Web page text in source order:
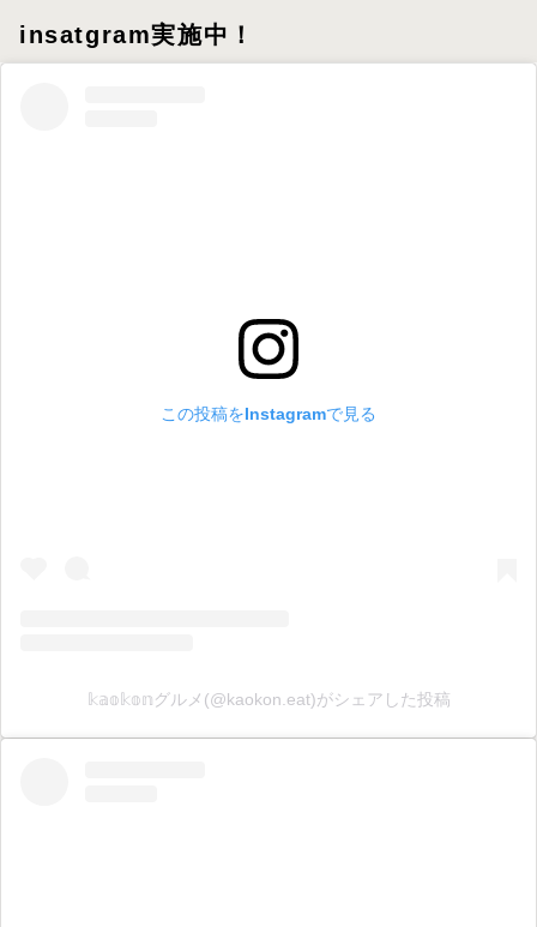
insatgram実施中！
この投稿をInstagramで見る
𝕜𝕒𝕠𝕜𝕠𝕟グルメ(@kaokon.eat)がシェアした投稿